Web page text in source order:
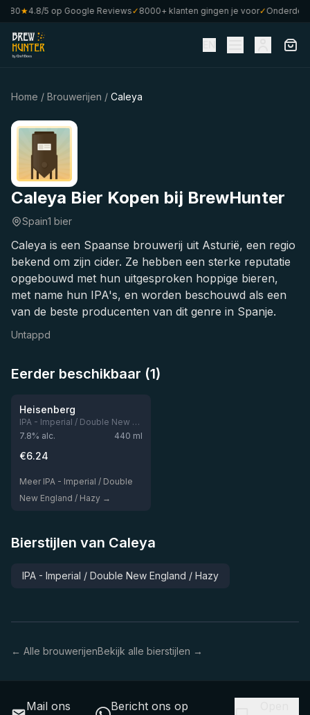
★4.8/5 op Google Reviews✓8000+ klanten gingen je voor✓Onderdeel
Home / Brouwerijen / Caleya
Caleya Bier Kopen bij BrewHunter
Spain1 bier
Caleya is een Spaanse brouwerij uit Asturië, een regio
bekend om zijn cider. Ze hebben een sterke reputatie
opgebouwd met hun uitgesproken hoppige bieren,
met name hun IPA's, en worden beschouwd als een
van de beste producenten van dit genre in Spanje.
Untappd
Eerder beschikbaar (1)
Niet op voorraad
Heisenberg
IPA - Imperial / Double New England / Hazy
7.8% alc. 440 ml
€6.24
Meer IPA - Imperial / Double
New England / Hazy →
Bierstijlen van Caleya
IPA - Imperial / Double New England / Hazy
← Alle brouwerijenBekijk alle bierstijlen →
Mail ons
Bericht ons op